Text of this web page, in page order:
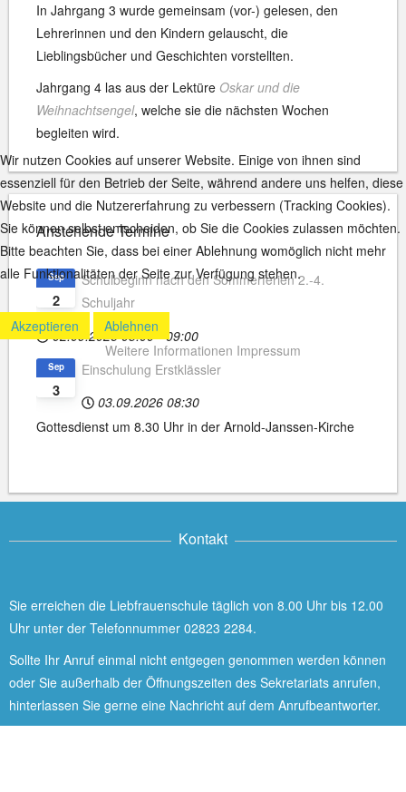
In Jahrgang 3 wurde gemeinsam (vor-) gelesen, den
Lehrerinnen und den Kindern gelauscht, die
Lieblingsbücher und Geschichten vorstellten.
Jahrgang 4 las aus der Lektüre Oskar und die
Weihnachtsengel, welche sie die nächsten Wochen
begleiten wird.
Anstehende Termine
2
Sep
Schulbeginn nach den Sommerferien 2.-4.
Schuljahr
02.09.2026 08:00 - 09:00
3
Sep
Einschulung Erstklässler
03.09.2026 08:30
Gottesdienst um 8.30 Uhr in der Arnold-Janssen-Kirche
Kontakt
Sie erreichen die Liebfrauenschule täglich von 8.00 Uhr bis 12.00
Uhr unter der Telefonnummer 02823 2284.
Sollte Ihr Anruf einmal nicht entgegen genommen werden können
oder Sie außerhalb der Öffnungszeiten des Sekretariats anrufen,
hinterlassen Sie gerne eine Nachricht auf dem Anrufbeantworter.
Wir nutzen Cookies auf unserer Website. Einige von ihnen sind
essenziell für den Betrieb der Seite, während andere uns helfen, diese
Website und die Nutzererfahrung zu verbessern (Tracking Cookies).
Sie können selbst entscheiden, ob Sie die Cookies zulassen möchten.
Bitte beachten Sie, dass bei einer Ablehnung womöglich nicht mehr
alle Funktionalitäten der Seite zur Verfügung stehen.
Akzeptieren
Ablehnen
Weitere Informationen Impressum